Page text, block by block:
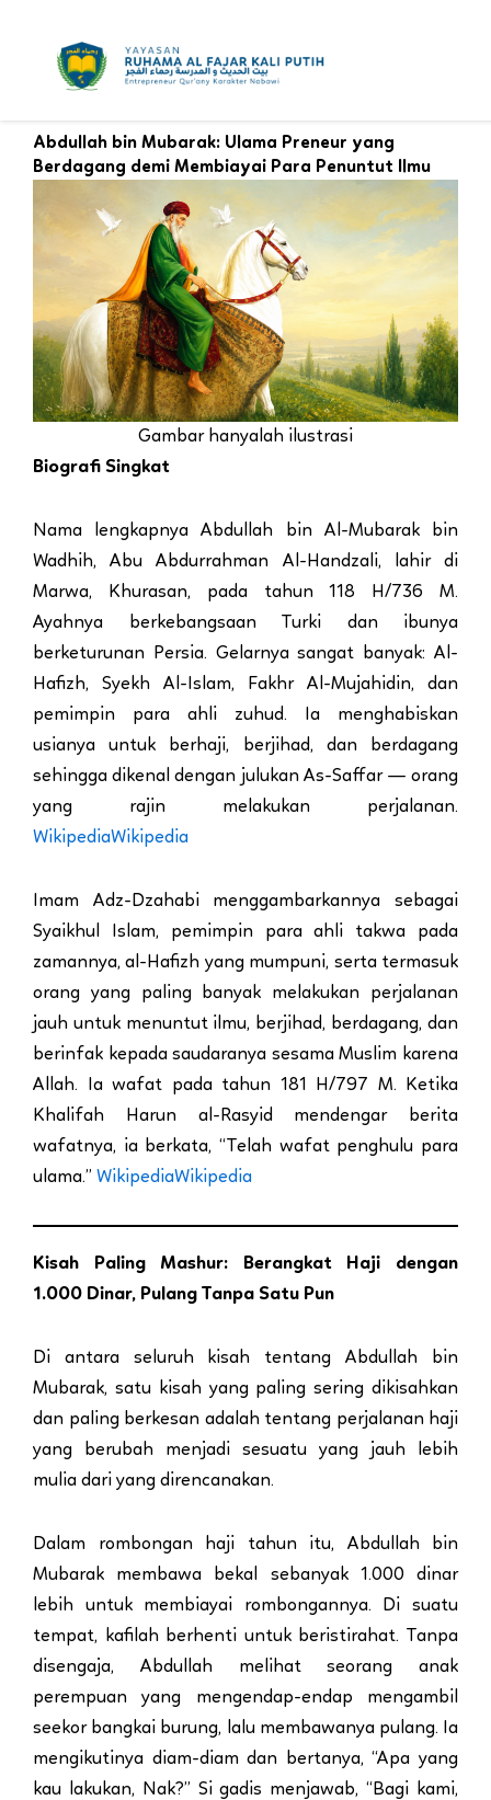
Abdullah bin Mubarak: Ulama Preneur yang
Berdagang demi Membiayai Para Penuntut Ilmu
Gambar hanyalah ilustrasi
Biografi Singkat
Nama lengkapnya Abdullah bin Al-Mubarak bin
Wadhih, Abu Abdurrahman Al-Handzali, lahir di
Marwa, Khurasan, pada tahun 118 H/736 M.
Ayahnya berkebangsaan Turki dan ibunya
berketurunan Persia. Gelarnya sangat banyak: Al-
Hafizh, Syekh Al-Islam, Fakhr Al-Mujahidin, dan
pemimpin para ahli zuhud. Ia menghabiskan
usianya untuk berhaji, berjihad, dan berdagang
sehingga dikenal dengan julukan As-Saffar — orang
yang rajin melakukan perjalanan.
WikipediaWikipedia
Imam Adz-Dzahabi menggambarkannya sebagai
Syaikhul Islam, pemimpin para ahli takwa pada
zamannya, al-Hafizh yang mumpuni, serta termasuk
orang yang paling banyak melakukan perjalanan
jauh untuk menuntut ilmu, berjihad, berdagang, dan
berinfak kepada saudaranya sesama Muslim karena
Allah. Ia wafat pada tahun 181 H/797 M. Ketika
Khalifah Harun al-Rasyid mendengar berita
wafatnya, ia berkata, “Telah wafat penghulu para
ulama.” WikipediaWikipedia
Kisah Paling Mashur: Berangkat Haji dengan
1.000 Dinar, Pulang Tanpa Satu Pun
Di antara seluruh kisah tentang Abdullah bin
Mubarak, satu kisah yang paling sering dikisahkan
dan paling berkesan adalah tentang perjalanan haji
yang berubah menjadi sesuatu yang jauh lebih
mulia dari yang direncanakan.
Dalam rombongan haji tahun itu, Abdullah bin
Mubarak membawa bekal sebanyak 1.000 dinar
lebih untuk membiayai rombongannya. Di suatu
tempat, kafilah berhenti untuk beristirahat. Tanpa
disengaja, Abdullah melihat seorang anak
perempuan yang mengendap-endap mengambil
seekor bangkai burung, lalu membawanya pulang. Ia
mengikutinya diam-diam dan bertanya, “Apa yang
kau lakukan, Nak?” Si gadis menjawab, “Bagi kami,